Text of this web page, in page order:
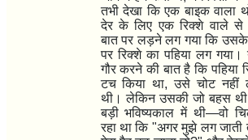
तभी देखा कि एक बाइक वाला
देर के लिए एक रिक्शे वाले से
बात पर लड़ने लग गया कि
पर रिक्शे का पहिया लग गया।
गौर करने की बात है कि पहिया
टच किया था,उसे चोट नहीं
थी। लेकिन उसकी जो बहस थी
बड़ी भविष्यकाल में थी—वो
रहा था कि "अगर मुझे लग जाती